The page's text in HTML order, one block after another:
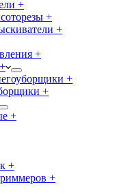
+
+
+
+
+
+
+
+
+